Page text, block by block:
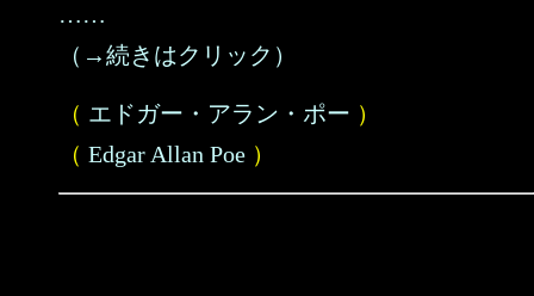
……
（→続きはクリック）
（ エドガー・アラン・ポー ）
（ Edgar Allan Poe ）